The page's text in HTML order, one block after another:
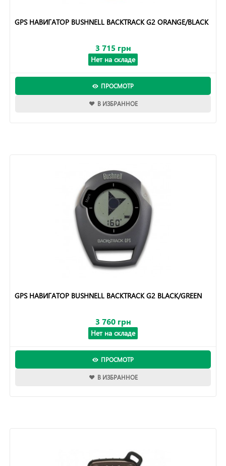
GPS НАВИГАТОР BUSHNELL BACKTRACK G2 ORANGE/BLACK
3 715 грн
Нет на складе
ПРОСМОТР
В ИЗБРАННОЕ
GPS НАВИГАТОР BUSHNELL BACKTRACK G2 BLACK/GREEN
3 760 грн
Нет на складе
ПРОСМОТР
В ИЗБРАННОЕ